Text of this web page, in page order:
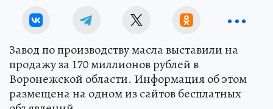
Завод по производству масла выставили на
продажу за 170 миллионов рублей в
Воронежской области. Информация об этом
размещена на одном из сайтов бесплатных